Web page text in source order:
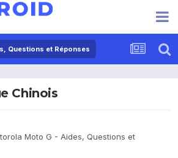
Questions et Réponses
Chinois
Moto G - Aides, Questions et